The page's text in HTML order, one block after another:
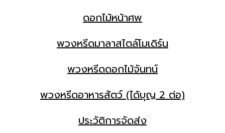
ดอกไม้หน้าศพ
พวงหรีดมาลาสไตล์โมเดิร์น
พวงหรีดดอกไม้จันทน์
พวงหรีดอาหารสัตว์ (ได้บุญ 2 ต่อ)
ประวัติการจัดส่ง